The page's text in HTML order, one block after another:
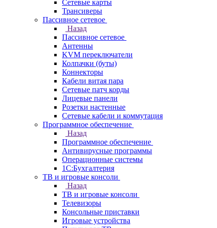
Сетевые карты
Трансиверы
Пассивное сетевое
Назад
Пассивное сетевое
Антенны
KVM переключатели
Колпачки (буты)
Коннекторы
Кабели витая пара
Сетевые патч корды
Лицевые панели
Розетки настенные
Сетевые кабели и коммутация
Программное обеспечение
Назад
Программное обеспечение
Антивирусные программы
Операционные системы
1С:Бухгалтерия
ТВ и игровые консоли
Назад
ТВ и игровые консоли
Телевизоры
Консольные приставки
Игровые устройства